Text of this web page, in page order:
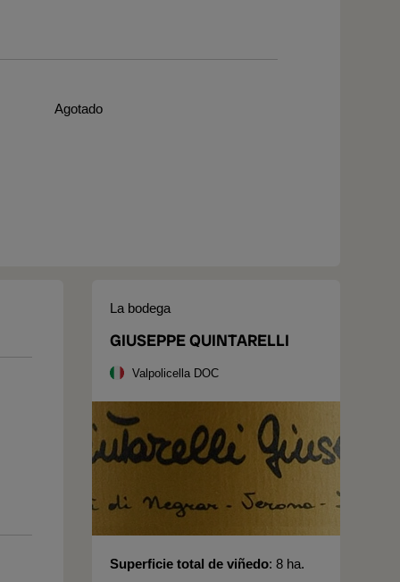
Agotado
La bodega
GIUSEPPE QUINTARELLI
Valpolicella DOC
Superficie total de viñedo 8 ha.